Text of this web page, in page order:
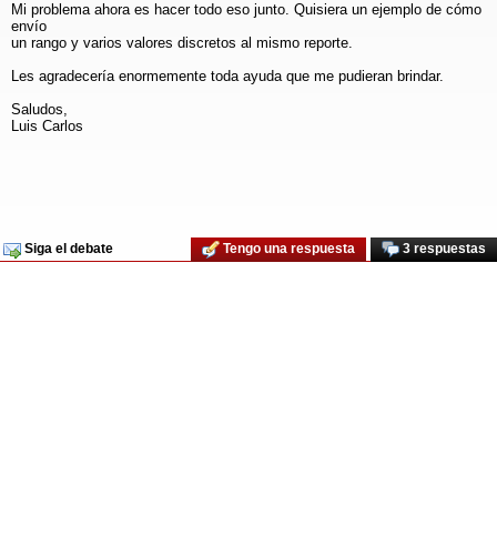
Mi problema ahora es hacer todo eso junto. Quisiera un ejemplo de cómo
envío
un rango y varios valores discretos al mismo reporte.
Les agradecería enormemente toda ayuda que me pudieran brindar.
Saludos,
Luis Carlos
Siga el debate 3 respuestas
Tengo una respuesta